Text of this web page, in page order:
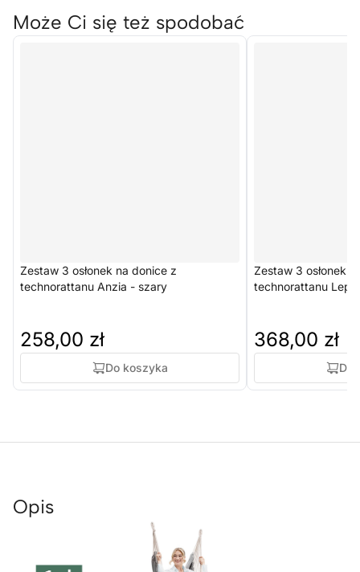
Może Ci się też spodobać
Zestaw 3 osłonek na donice z
technorattanu Anzia - szary
258,00 zł
Do koszyka
Zestaw 3 osłonek
technorattanu
368,00 zł
Do
Opis